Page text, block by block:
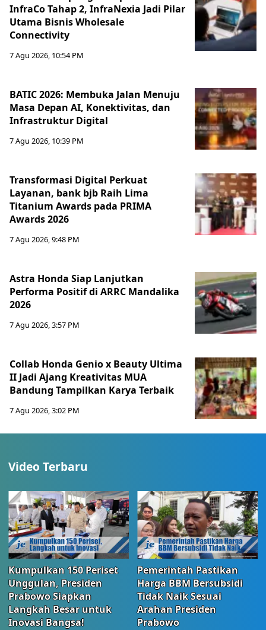
InfraCo Tahap 2, InfraNexia Jadi Pilar
Utama Bisnis Wholesale
Connectivity
7 Agu 2026, 10:54 PM
BATIC 2026: Membuka Jalan Menuju
Masa Depan AI, Konektivitas, dan
Infrastruktur Digital
7 Agu 2026, 10:39 PM
Transformasi Digital Perkuat
Layanan, bank bjb Raih Lima
Titanium Awards pada PRIMA
Awards 2026
7 Agu 2026, 9:48 PM
Astra Honda Siap Lanjutkan
Performa Positif di ARRC Mandalika
2026
7 Agu 2026, 3:57 PM
Collab Honda Genio x Beauty Ultima
II Jadi Ajang Kreativitas MUA
Bandung Tampilkan Karya Terbaik
7 Agu 2026, 3:02 PM
Video Terbaru
Kumpulkan 150 Periset
Unggulan, Presiden
Prabowo Siapkan
Langkah Besar untuk
Inovasi Bangsa!
Pemerintah Pastikan
Harga BBM Bersubsidi
Tidak Naik Sesuai
Arahan Presiden
Prabowo